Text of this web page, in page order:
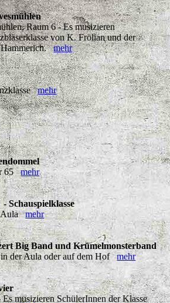
Raum 6 - Es musizieren
von K. Frölian und der
Hammerich.mehr
mehr
65mehr
Schauspielklasse
Aulamehr
Big Band und Krümelmonsterband
in der Aula oder auf dem Hofmehr
musizieren SchülerInnen der Klasse